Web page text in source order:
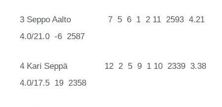
3 Seppo Aalto 7 5 6 1 2 11 2593 4.21
4.0/21.0 -6 2587
4 Kari Seppä 12 2 5 9 1 10 2339 3.38
4.0/17.5 19 2358